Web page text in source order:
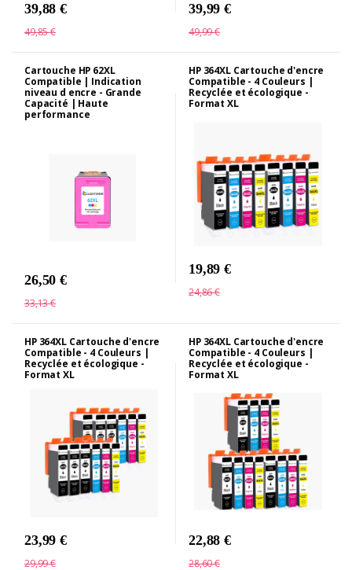
39,88 €
49,85 €
39,99 €
49,99 €
Cartouche HP 62XL
Compatible | Indication
niveau d encre - Grande
Capacité | Haute
performance
26,50 €
33,13 €
HP 364XL Cartouche d'encre
Compatible - 4 Couleurs |
Recyclée et écologique -
Format XL
19,89 €
24,86 €
HP 364XL Cartouche d'encre
Compatible - 4 Couleurs |
Recyclée et écologique -
Format XL
23,99 €
29,99 €
HP 364XL Cartouche d'encre
Compatible - 4 Couleurs |
Recyclée et écologique -
Format XL
22,88 €
28,60 €